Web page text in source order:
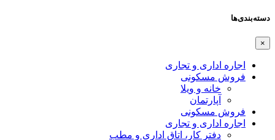
دسته‌بندی‌ها
×
اجاره اداری و تجاری
فروش مسکونی
خانه و ویلا
آپارتمان
فروش مسکونی
اجاره اداری و تجاری
دفتر کار، اتاق اداری و مطب